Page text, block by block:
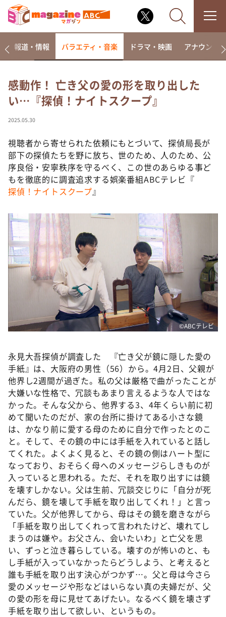
なるみ・岡村の過ぎるTV
相席食堂
～人生密着トークバラエティ！～ やすとものいたっ
て真剣です
探偵！ナイトスクープ
news おかえり
（news おかえり）
DAIGOも台所 ～きょうの献立 何にする？～
本日はダイアンなり！シーズン２
朝だ！生です旅サラダ
教えて！ニュースライブ 正義のミカタ
ＬＩＦＥ～夢のカタチ～
新婚さんいらっしゃい！
ポツンと一軒家
ザキ山小屋本館
ぺこぱのまるスポ
アナ回覧板
報道・情報 バラエティ・音楽 ドラマ・映画 アナウンサー
感動作！ 亡き父の愛の形を取り出した
い…『探偵！ナイトスクープ』
2025.05.30
視聴者から寄せられた依頼にもとづいて、探偵局長が
部下の探偵たちを野に放ち、世のため、人のため、公
序良俗・安寧秩序を守るべく、この世のあらゆる事ど
もを徹底的に調査追求する娯楽番組ABCテレビ『
探偵！ナイトスクープ』
©️ABCテレビ
永見大吾探偵が調査した 『亡き父が鏡に隠した愛の
手紙』は、大阪府の男性（56）から。4月2日、父親が
他界し2週間が過ぎた。私の父は厳格で曲がったことが
大嫌いな性格で、冗談もあまり言えるような人ではな
かった。そんな父から、他界する3、4年くらい前に初
めて聞いたのだが、家の台所に掛けてある小さな鏡
は、かなり前に愛する母のために自分で作ったとのこ
と。そして、その鏡の中には手紙を入れていると話し
てくれた。よくよく見ると、その鏡の側はハート型に
なっており、おそらく母へのメッセージらしきものが
入っていると思われる。ただ、それを取り出すには鏡
を壊すしかない。父は生前、冗談交じりに「自分が死
んだら、鏡を壊して手紙を取り出してくれ！」と言っ
ていた。父が他界してから、母はその鏡を磨きながら
「手紙を取り出してくれって言われたけど、壊れてし
まうのは嫌や。お父さん、会いたいわ」と亡父を思
い、ずっと泣き暮らしている。壊すのが怖いのと、も
し手紙が入っていなかったらどうしよう、と考えると
誰も手紙を取り出す決心がつかず…。父と母は今さら
愛のメッセージや形などはいらない真の夫婦だが、父
の愛の形を母に見せてあげたい。なるべく鏡を壊さず
手紙を取り出して欲しい、というもの。